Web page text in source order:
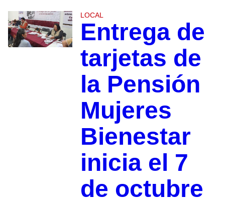
LOCAL
Entrega de
tarjetas de
la Pensión
Mujeres
Bienestar
inicia el 7
de octubre